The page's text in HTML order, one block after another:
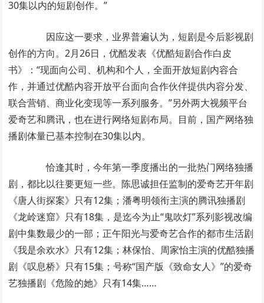
30集以内的短剧创作。”
因应这一要求，业界普遍认为，短剧是今后影视剧
创作的方向。2月26日，优酷发表《优酷短剧合作白皮
书》：“现面向公司、机构和个人，全面开放短剧内容合
作，并通过优酷内容开放平台面向合作伙伴提供内容分发、
联合营销、商业化变现等一系列服务。”另外两大视频平台
爱奇艺和腾讯，也在进行网络短剧布局。目前，国产网络独
播剧体量已基本控制在30集以内。
恰逢其时，今年第一季度播出的一批热门网络独播
剧，都比以往要更短一些。陈思诚担任监制的爱奇艺开年剧
《唐人街探案》只有12集；潘粤明领衔主演的腾讯独播剧
《龙岭迷窟》只有18集，是迄今为止“鬼吹灯”系列影视改编
剧中集数最少的一部；正午阳光与爱奇艺合作的都市生活剧
《我是余欢水》只有12集；林保怡、周家怡主演的优酷独播
剧《叹息桥》只有15集；号称“国产版《致命女人》”的爱奇
艺独播剧《危险的她》只有14集……